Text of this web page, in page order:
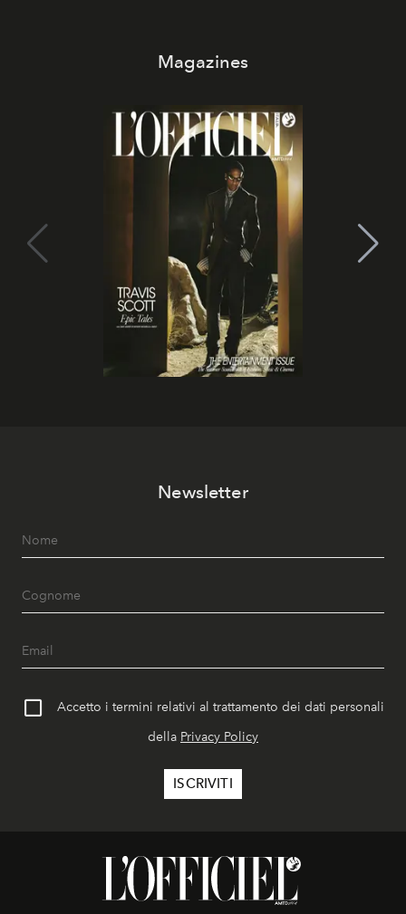
Magazines
Newsletter
Accetto i termini relativi al trattamento dei dati personali
della Privacy Policy